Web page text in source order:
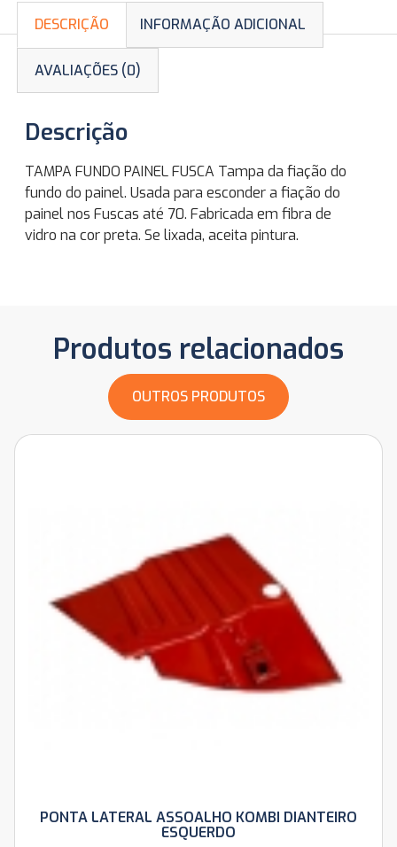
DESCRIÇÃO INFORMAÇÃO ADICIONAL
AVALIAÇÕES (0)
Descrição
TAMPA FUNDO PAINEL FUSCA Tampa da fiação do
fundo do painel. Usada para esconder a fiação do
painel nos Fuscas até 70. Fabricada em fibra de
vidro na cor preta. Se lixada, aceita pintura.
Produtos relacionados
OUTROS PRODUTOS
PONTA LATERAL ASSOALHO KOMBI DIANTEIRO
ESQUERDO